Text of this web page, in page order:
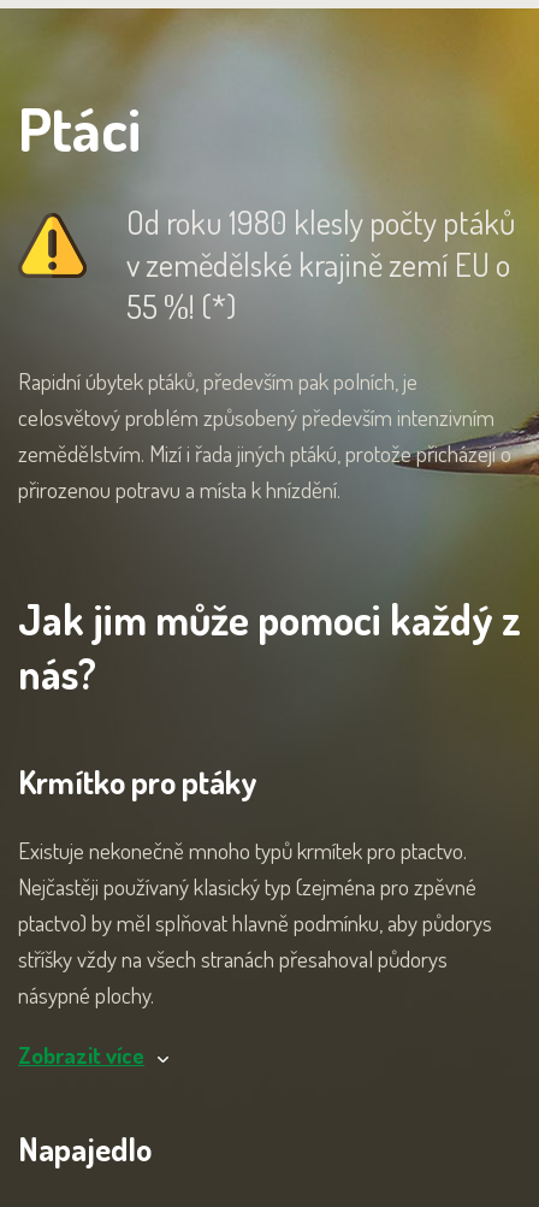
Ptáci
Od roku 1980 klesly počty ptáků
v zemědělské krajině zemí EU o
55 %! (*)
Rapidní úbytek ptáků, především pak polních, je
celosvětový problém způsobený především intenzivním
zemědělstvím. Mizí i řada jiných ptákú, protože přicházejí o
přirozenou potravu a místa k hnízdění.
Jak jim může pomoci každý z
nás?
Krmítko pro ptáky
Existuje nekonečně mnoho typů krmítek pro ptactvo.
Nejčastěji používaný klasický typ (zejména pro zpěvné
ptactvo) by měl splňovat hlavně podmínku, aby půdorys
stříšky vždy na všech stranách přesahoval půdorys
násypné plochy.
Zobrazit více
Napajedlo